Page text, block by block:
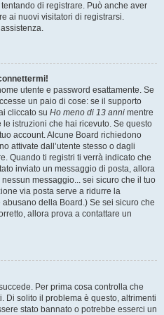
di registrare. Può anche aver
ai nuovi visitatori di registrarsi.
utente e password esattamente. Se
un paio di cose: se il supporto
cliccato su Ho meno di 13 anni mentre
istruzioni che hai ricevuto. Se questo
account. Alcune Board richiedono
attivate dall’utente stesso o dagli
Quando ti registri ti verrà indicato che
inviato un messaggio di posta, allora
messaggio... sei sicuro che il tuo
via posta serve a ridurre la
della Board.) Se sei sicuro che
allora prova a contattare un
Per prima cosa controlla che
Di solito il problema è questo, altrimenti
stato bannato o potrebbe esserci un